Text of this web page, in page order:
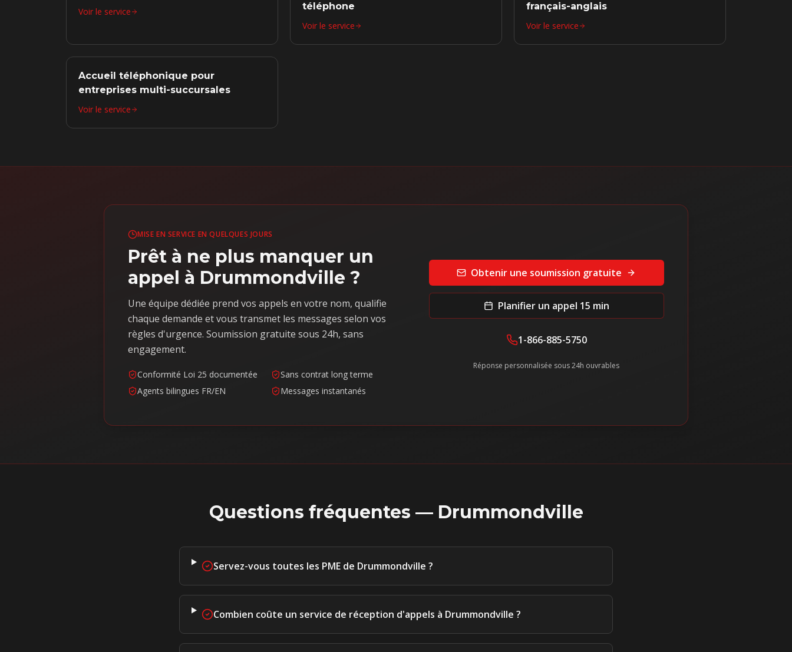
Voir le service
téléphone
Voir le service
français-anglais
Voir le service
Accueil téléphonique pour
entreprises multi-succursales
Voir le service
MISE EN SERVICE EN QUELQUES JOURS
Prêt à ne plus manquer un
appel à Drummondville ?
Une équipe dédiée prend vos appels en votre nom, qualifie
chaque demande et vous transmet les messages selon vos
règles d'urgence. Soumission gratuite sous 24h, sans
engagement.
Conformité Loi 25 documentée
Sans contrat long terme
Agents bilingues FR/EN
Messages instantanés
Obtenir une soumission gratuite
Planifier un appel 15 min
1-866-885-5750
Réponse personnalisée sous 24h ouvrables
Questions fréquentes — Drummondville
Servez-vous toutes les PME de Drummondville ?
Combien coûte un service de réception d'appels à Drummondville ?